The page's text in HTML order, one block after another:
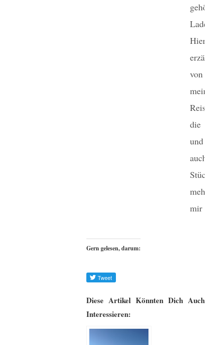
gehört
Laden.
Hier
erzähle
von
meinen
Reisen
die
und
auch
Stück
mehr
mir
Gern gelesen, darum:
Diese Artikel Könnten Dich Auch
Interessieren: